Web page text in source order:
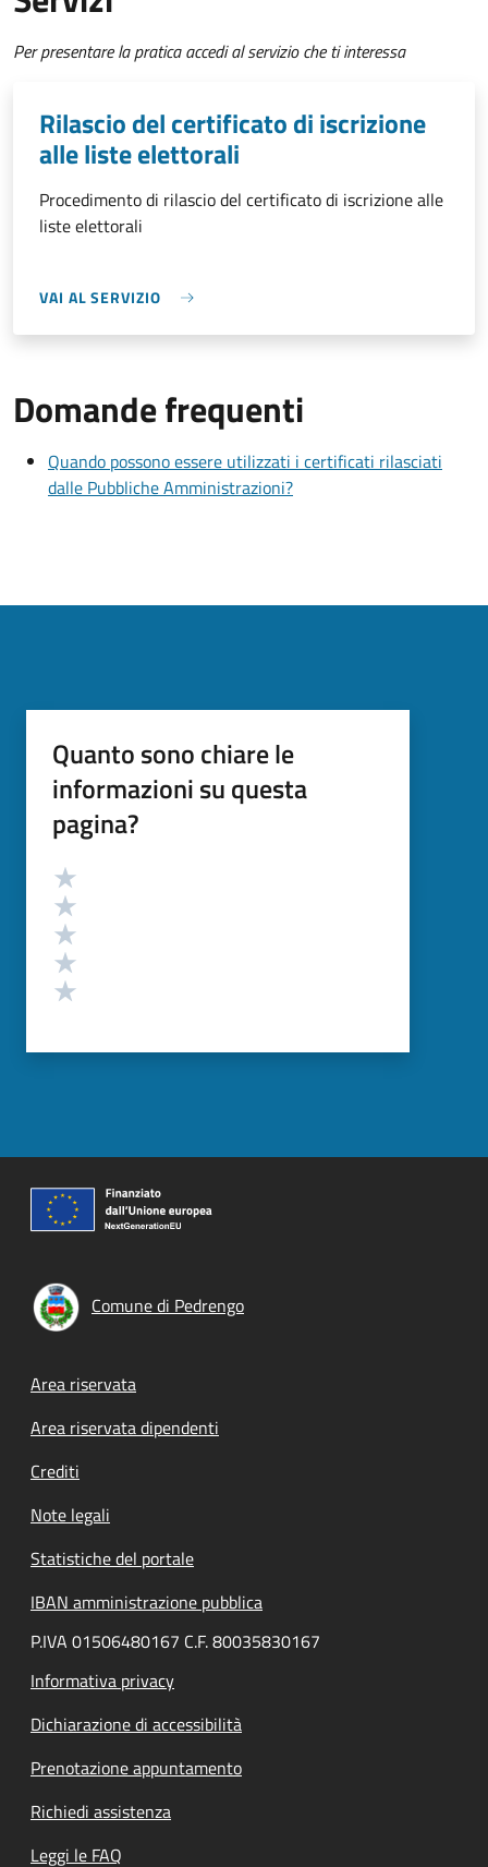
Per presentare la pratica accedi al servizio che ti interessa
Rilascio del certificato di iscrizione
alle liste elettorali
Procedimento di rilascio del certificato di iscrizione alle
liste elettorali
VAI AL SERVIZIO
Domande frequenti
Quando possono essere utilizzati i certificati rilasciati
dalle Pubbliche Amministrazioni?
Quanto sono chiare le
informazioni su questa
pagina?
Valutazione
Comune di Pedrengo
Footer menu
Area riservata
Area riservata dipendenti
Crediti
Note legali
Statistiche del portale
IBAN amministrazione pubblica
P.IVA 01506480167 C.F. 80035830167
Informativa privacy
Dichiarazione di accessibilità
Prenotazione appuntamento
Richiedi assistenza
Leggi le FAQ